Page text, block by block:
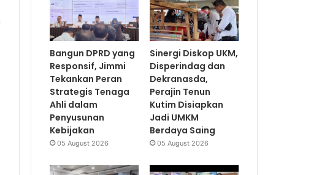
Bangun DPRD yang
Responsif, Jimmi
Tekankan Peran
Strategis Tenaga
Ahli dalam
Penyusunan
Kebijakan
05 August 2026
Sinergi Diskop UKM,
Disperindag dan
Dekranasda,
Perajin Tenun
Kutim Disiapkan
Jadi UMKM
Berdaya Saing
05 August 2026